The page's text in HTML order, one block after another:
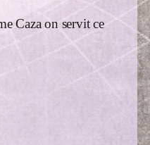
Caza on servit ce